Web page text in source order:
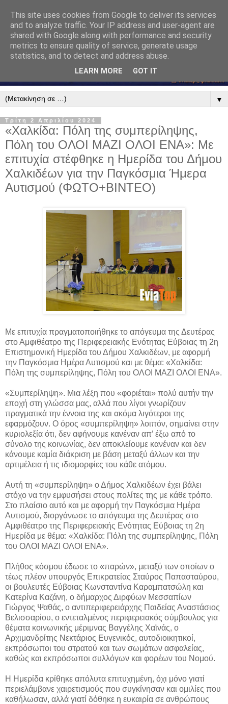
▼
Τρίτη 2 Απριλίου 2024
«Χαλκίδα: Πόλη της συμπερίληψης,
Πόλη του ΟΛΟΙ ΜΑΖΙ ΟΛΟΙ ΕΝΑ»: Με
επιτυχία στέφθηκε η Ημερίδα του Δήμου
Χαλκιδέων για την Παγκόσμια Ήμερα
Αυτισμού (ΦΩΤΟ+ΒΙΝΤΕΟ)
Με επιτυχία πραγματοποιήθηκε το απόγευμα της Δευτέρας
στο Αμφιθέατρο της Περιφερειακής Ενότητας Εύβοιας τη 2η
Επιστημονική Ημερίδα του Δήμου Χαλκιδέων, με αφορμή
την Παγκόσμια Ημέρα Αυτισμού και με θέμα: «Χαλκίδα:
Πόλη της συμπερίληψης, Πόλη του ΟΛΟΙ ΜΑΖΙ ΟΛΟΙ ΕΝΑ».
«Συμπερίληψη». Μια λέξη που «φοριέται» πολύ αυτήν την
εποχή στη γλώσσα μας, αλλά που λίγοι γνωρίζουν
πραγματικά την έννοια της και ακόμα λιγότεροι της
εφαρμόζουν. Ο όρος «συμπερίληψη» λοιπόν, σημαίνει στην
κυριολεξία ότι, δεν αφήνουμε κανέναν απ’ έξω από το
σύνολο της κοινωνίας, δεν αποκλείουμε κανέναν και δεν
κάνουμε καμία διάκριση με βάση μεταξύ άλλων και την
αρτιμέλεια ή τις ιδιομορφίες του κάθε ατόμου.
Αυτή τη «συμπερίληψη» ο Δήμος Χαλκιδέων έχει βάλει
στόχο να την εμφυσήσει στους πολίτες της με κάθε τρόπο.
Στο πλαίσιο αυτό και με αφορμή την Παγκόσμια Ημέρα
Αυτισμού, διοργάνωσε το απόγευμα της Δευτέρας στο
Αμφιθέατρο της Περιφερειακής Ενότητας Εύβοιας τη 2η
Ημερίδα με θέμα: «Χαλκίδα: Πόλη της συμπερίληψης, Πόλη
του ΟΛΟΙ ΜΑΖΙ ΟΛΟΙ ΕΝΑ».
Πλήθος κόσμου έδωσε το «παρών», μεταξύ των οποίων ο
τέως πλέον υπουργός Επικρατείας Σταύρος Παπασταύρου,
οι βουλευτές Εύβοιας Κωνσταντίνα Καραμπατσώλη και
Κατερίνα Καζάνη, ο δήμαρχος Διρφύων Μεσσαπίων
Γιώργος Ψαθάς, ο αντιπεριφερειάρχης Παιδείας Αναστάσιος
Βελισσαρίου, ο εντεταλμένος περιφερειακός σύμβουλος για
θέματα κοινωνικής μέριμνας Βαγγέλης Χαϊνάς, ο
Αρχιμανδρίτης Νεκτάριος Ευγενικός, αυτοδιοικητικοί,
εκπρόσωποι του στρατού και των σωμάτων ασφαλείας,
καθώς και εκπρόσωποι συλλόγων και φορέων του Νομού.
Η Ημερίδα κρίθηκε απόλυτα επιτυχημένη, όχι μόνο γιατί
περιελάμβανε χαιρετισμούς που συγκίνησαν και ομιλίες που
καθήλωσαν, αλλά γιατί δόθηκε η ευκαιρία σε ανθρώπους
This site uses cookies from Google to deliver its services
and to analyze traffic. Your IP address and user-agent are
shared with Google along with performance and security
metrics to ensure quality of service, generate usage
statistics, and to detect and address abuse.
LEARN MORE GOT IT